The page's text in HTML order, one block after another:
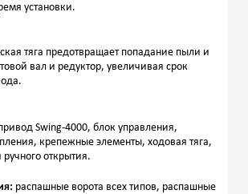
установки.
тяга предотвращает попадание пыли и
вал и редуктор, увеличивая срок
Swing-4000, блок управления,
крепежные элементы, ходовая тяга,
открытия.
распашные ворота всех типов, распашные